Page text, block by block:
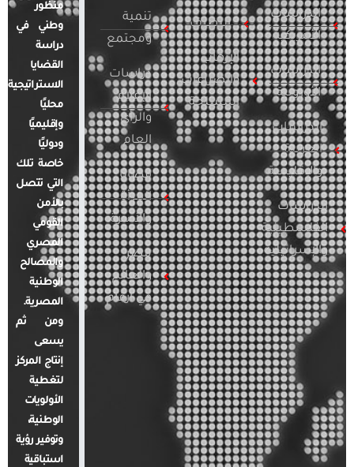
الدراسات
الأمريكية
الدراسات
الأوروبية
الدراسات
العربية
والإقليمية
الدراسات
الفلسطينية
والإسرائيلية
التطرف
الإرهاب
والصراعات
المسلحة
تنمية
ومجتمع
دراسات
الإعلام
والرأي
العام
قضايا
المرأة
والأسرة
مصر
والعالم
في أرقام
منظور
وطني في
دراسة
القضايا
الاستراتيجية
محليًا
وإقليميًا
ودوليًا
خاصة تلك
التي تتصل
بالأمن
القومي
المصري
والمصالح
الوطنية
المصرية.
ومن ثم
يسعى
إنتاج المركز
لتغطية
الأولويات
الوطنية،
وتوفير رؤية
استباقية